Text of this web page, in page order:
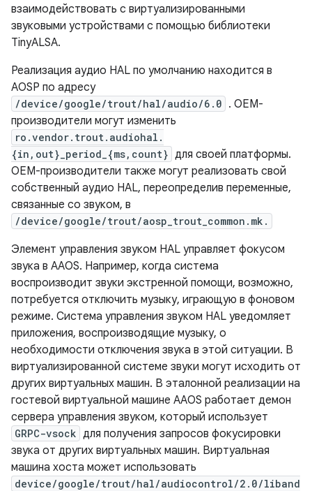
взаимодействовать с виртуализированными
звуковыми устройствами с помощью библиотеки
TinyALSA.
Реализация аудио HAL по умолчанию находится в
AOSP по адресу
/device/google/trout/hal/audio/6.0 . OEM-
производители могут изменить
ro.vendor.trout.audiohal.
{in,out}_period_{ms,count} для своей платформы.
OEM-производители также могут реализовать свой
собственный аудио HAL, переопределив переменные,
связанные со звуком, в
/device/google/trout/aosp_trout_common.mk.
Элемент управления звуком HAL управляет фокусом
звука в AAOS. Например, когда система
воспроизводит звуки экстренной помощи, возможно,
потребуется отключить музыку, играющую в фоновом
режиме. Система управления звуком HAL уведомляет
приложения, воспроизводящие музыку, о
необходимости отключения звука в этой ситуации. В
виртуализированной системе звуки могут исходить от
других виртуальных машин. В эталонной реализации на
гостевой виртуальной машине AAOS работает демон
сервера управления звуком, который использует
GRPC-vsock для получения запросов фокусировки
звука от других виртуальных машин. Виртуальная
машина хоста может использовать
device/google/trout/hal/audiocontrol/2.0/liband